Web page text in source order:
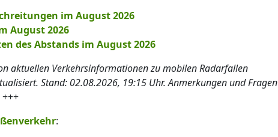
im August 2026
August 2026
des Abstands im August 2026
aktuellen Verkehrsinformationen zu mobilen Radarfallen
Stand: 02.08.2026, 19:15 Uhr. Anmerkungen und Fragen
+++
: